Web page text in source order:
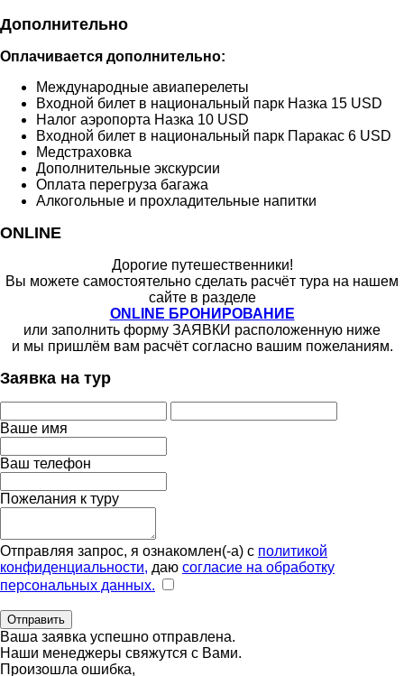
Дополнительно
Оплачивается дополнительно:
Международные авиаперелеты
Входной билет в национальный парк Назка 15 USD
Налог аэропорта Назка 10 USD
Входной билет в национальный парк Паракас 6 USD
Медстраховка
Дополнительные экскурсии
Оплата перегруза багажа
Алкогольные и прохладительные напитки
ONLINE
Дорогие путешественники!
Вы можете самостоятельно сделать расчёт тура на нашем
сайте в разделе
ONLINE БРОНИРОВАНИЕ
или заполнить форму ЗАЯВКИ расположенную ниже
и мы пришлём вам расчёт согласно вашим пожеланиям.
Заявка на тур
Ваше имя
Ваш телефон
Пожелания к туру
Отправляя запрос, я ознакомлен(-а) с политикой
конфиденциальности, даю согласие на обработку
персональных данных.
Отправить
Ваша заявка успешно отправлена.
Наши менеджеры свяжутся с Вами.
Произошла ошибка,